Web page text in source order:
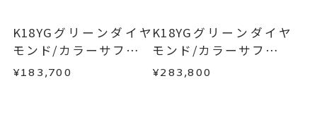
はお問い合わせフォームよりご連絡ください。
この場合の返送料は弊社にて負担いたしますの
で、着払いにてご返送ください。
詳細はこちら
K18YGグリーンダイヤ
モンド/カラーサファイ
ア/ダイヤモンドピアス
¥183,700
K18YGグリーンダイヤ
モンド/カラーサファイ
ア/ダイヤモンドネック
¥283,800